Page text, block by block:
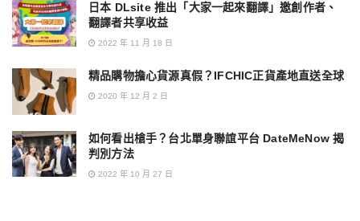
日本 DLsite 推出「大家一起來翻譯」邀創作者、
翻譯者共享收益
2022 年 11 月 18 日
精品購物擔心貨源真假？IFCHIC正貨產地直送全球
2020 年 12 月 2 日
如何看出槍手？台北單身聯誼平台 DateMeNow 揭
判別方法
2022 年 10 月 27 日